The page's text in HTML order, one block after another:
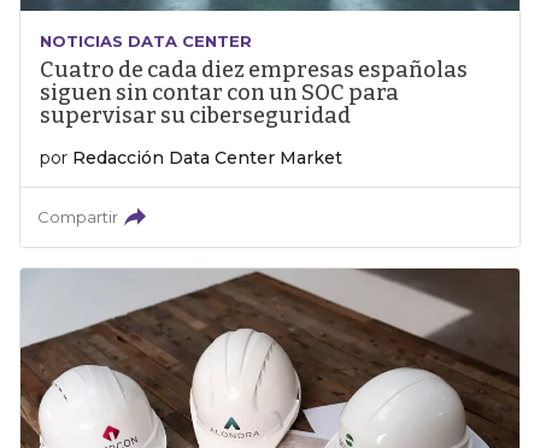
NOTICIAS DATA CENTER
Cuatro de cada diez empresas españolas
siguen sin contar con un SOC para
supervisar su ciberseguridad
por Redacción Data Center Market
Compartir